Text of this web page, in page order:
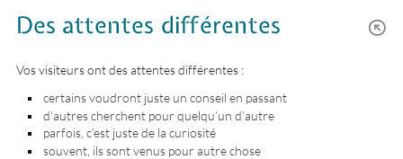
Des attentes différentes
Vos visiteurs ont des attentes différentes :
certains voudront juste un conseil en passant
d’autres cherchent pour quelqu’un d’autre
parfois, c’est juste de la curiosité
souvent, ils sont venus pour autre chose